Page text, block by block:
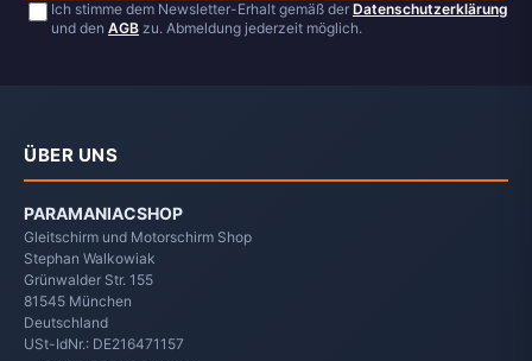
Ich stimme dem Newsletter-Erhalt gemäß der Datenschutzerklärung
und den AGB zu. Abmeldung jederzeit möglich.
ÜBER UNS
PARAMANIACSHOP
Gleitschirm und Motorschirm Shop
Stephan Walkowiak
Grünwalder Str. 155
81545 München
Deutschland
USt-IdNr.: DE216471157